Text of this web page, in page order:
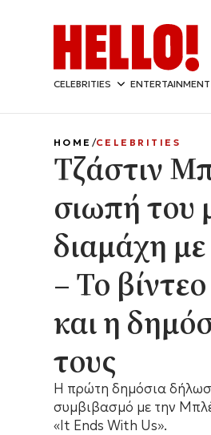
CELEBRITIES ENTERTAINMENT
HOME CELEBRITIES
Τζάστιν
σιωπή του
διαμάχη
– Το
και η
τους
Η πρώτη δημόσια
συμβιβασμό με την
«It Ends With Us».